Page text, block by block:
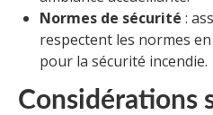
Normes de sécurité :
respectent les normes
pour la sécurité incendie.
Considérations